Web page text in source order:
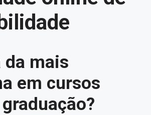
da mais
em cursos